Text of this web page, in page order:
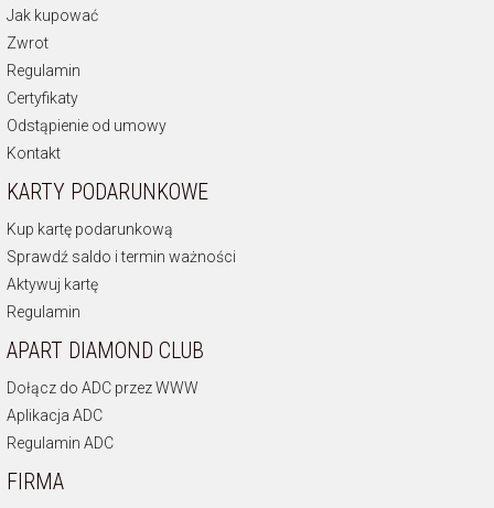
Jak kupować
Zwrot
Regulamin
Certyfikaty
Odstąpienie od umowy
Kontakt
KARTY PODARUNKOWE
Kup kartę podarunkową
Sprawdź saldo i termin ważności
Aktywuj kartę
Regulamin
APART DIAMOND CLUB
Dołącz do ADC przez WWW
Aplikacja ADC
Regulamin ADC
FIRMA